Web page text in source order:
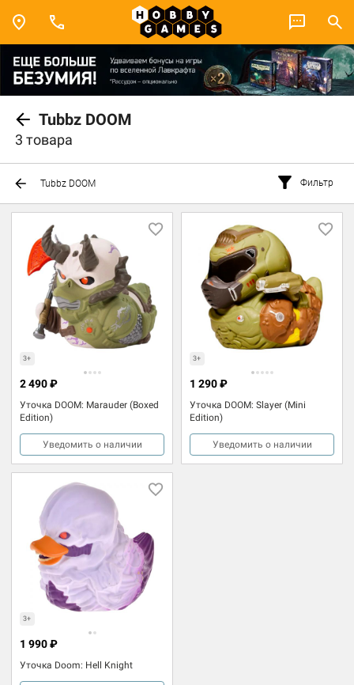
Tubbz DOOM
3 товара
Tubbz DOOM Фильтр
3+
Уточка DOOM: Marauder (Boxed
Edition)
2 490 ₽
Уведомить о наличии
3+
Уточка DOOM: Slayer (Mini
Edition)
1 290 ₽
Уведомить о наличии
3+
Уточка Doom: Hell Knight
1 990 ₽